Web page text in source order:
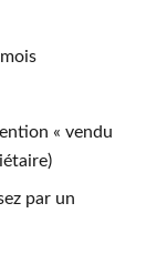
« vendu
par un